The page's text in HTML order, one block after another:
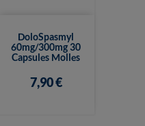
DoloSpasmyl
60mg/300mg 30
Capsules Molles
7,90 €